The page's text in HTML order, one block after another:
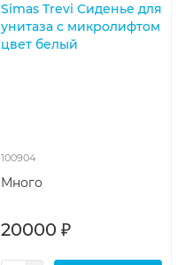
Simas Trevi Сиденье для
унитаза с микролифтом
цвет белый
100904
Много
20000 ₽